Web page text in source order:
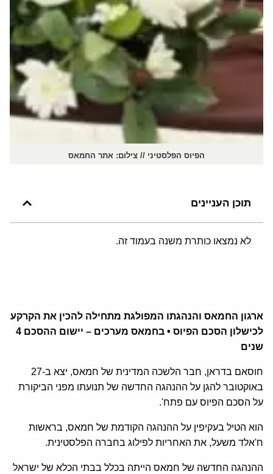
הפיוס הפלסטיני // צילום: אתר החמאס
תוכן העניינים
לא נמצאו כותרת משנה בעמוד זה.
ארגון החמאס והנהגתו המפולגת מתחילה להכין את הקרקע
לכישלון הסכם הפיוס • בחמאס מערכים – יישום ההסכם 4
שנים
חוסאם בדראן, חבר הלשכה המדינית של חמאס, יצא ב-27
באוקטובר להגן על ההנהגה החדשה של תנועתו מפני הביקורת
על הסכם הפיוס עם פתח'.
הוא הטיל בעקיפין על ההנהגה הקודמת של חמאס, בראשות
ח'אלד משעל, את האחריות לפילוג בחברה הפלסטינית.
ההנהגה החדשה של חמאס הייתה בכלל בבתי הכלא של ישראל